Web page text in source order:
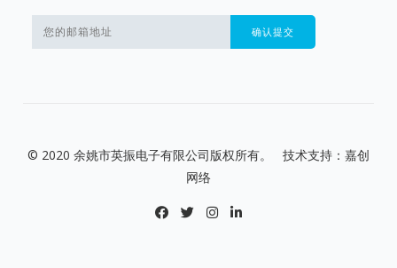
© 2020 余姚市英振电子有限公司版权所有。 技术支持：嘉创
网络